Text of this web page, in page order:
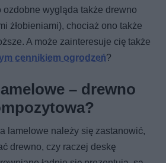
ozdobne wygląda także drewno
żłobieniami), chociaż ono także
A może zainteresuje cię także
cennikiem ogrodzeń?
– drewno
lamelowe należy się zastanowić,
drewno, czy raczej deskę